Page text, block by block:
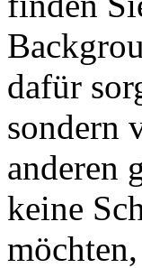
dafür
sondern
anderen
keine